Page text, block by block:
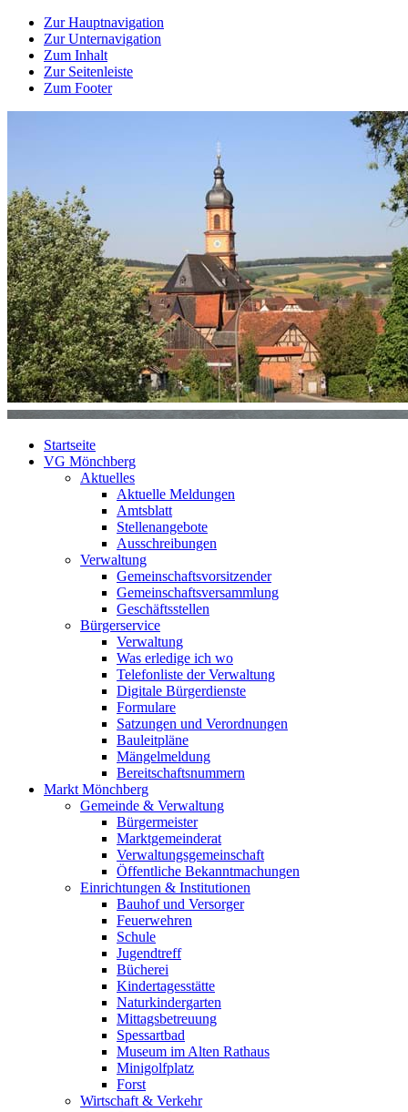
Zur Hauptnavigation
Zur Unternavigation
Zum Inhalt
Zur Seitenleiste
Zum Footer
Startseite
VG Mönchberg
Aktuelles
Aktuelle Meldungen
Amtsblatt
Stellenangebote
Ausschreibungen
Verwaltung
Gemeinschaftsvorsitzender
Gemeinschaftsversammlung
Geschäftsstellen
Bürgerservice
Verwaltung
Was erledige ich wo
Telefonliste der Verwaltung
Digitale Bürgerdienste
Formulare
Satzungen und Verordnungen
Bauleitpläne
Mängelmeldung
Bereitschaftsnummern
Markt Mönchberg
Gemeinde & Verwaltung
Bürgermeister
Marktgemeinderat
Verwaltungsgemeinschaft
Öffentliche Bekanntmachungen
Einrichtungen & Institutionen
Bauhof und Versorger
Feuerwehren
Schule
Jugendtreff
Bücherei
Kindertagesstätte
Naturkindergarten
Mittagsbetreuung
Spessartbad
Museum im Alten Rathaus
Minigolfplatz
Forst
Wirtschaft & Verkehr